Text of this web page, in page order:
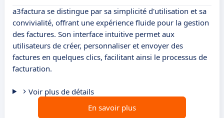
a3factura se distingue par sa simplicité d'utilisation et sa
convivialité, offrant une expérience fluide pour la gestion
des factures. Son interface intuitive permet aux
utilisateurs de créer, personnaliser et envoyer des
factures en quelques clics, facilitant ainsi le processus de
facturation.
Voir plus de détails
En savoir plus